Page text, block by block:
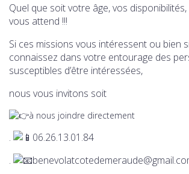
Quel que soit votre âge, vos
vous attend !!!
Si ces missions vous intéressent ou bien
connaissez dans votre entourage des
susceptibles d’être intéressées,
nous vous invitons soit
à nous joindre directement
.
06.26.13.01.84
.